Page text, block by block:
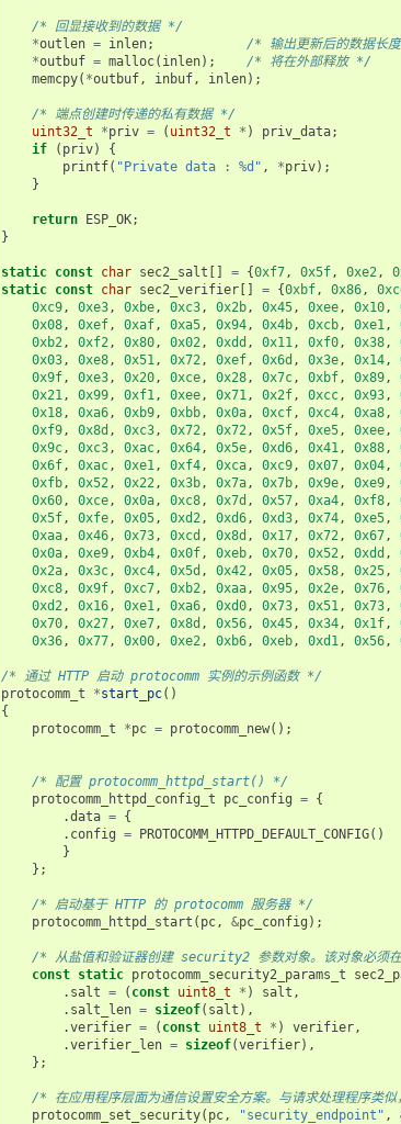
/* 回显接收到的数据 */
*outlen = inlen;
/* 输出更新后的数据长
*outbuf = malloc( inlen);
/* 将在外部释放 */
memcpy( *outbuf, inbuf, inlen);
/* 端点创建时传递的私有数据 */
uint32_t
*priv = ( uint32_t * ) priv_data;
if
( priv)
{
printf( "Private data : %d" , *priv);
}
return ESP_OK;
}
static const char sec2_salt [] = {0xf7, 0x5f, 0xe2,
static const char sec2_verifier[] = {0xbf, 0x86,
0xc9, 0xe3, 0xbe, 0xc3, 0x2b, 0x45, 0xee, 0x10,
0x08, 0xef, 0xaf, 0xa5, 0x94, 0x4b, 0xcb, 0xe1,
0xb2, 0xf2, 0x80, 0x02, 0xdd , 0x11, 0xf0, 0x38,
0x03, 0xe8, 0x51, 0x72, 0xef, 0x6d , 0x3e, 0x14,
0x9f, 0xe3, 0x20, 0xce, 0x28, 0x7c, 0xbf, 0x89,
0x21, 0x99, 0xf1, 0xee, 0x71, 0x2f, 0xcc, 0x93,
0x18, 0xa6, 0xb9, 0xbb, 0x0a, 0xcf, 0xc4, 0xa8,
0xf9, 0x8d , 0xc3, 0x72, 0x72, 0x5f, 0xe5, 0xee,
0x9c, 0xc3, 0xac, 0x64, 0x5e, 0xd6, 0x41, 0x88,
0x6f, 0xac, 0xe1, 0xf4, 0xca, 0xc9, 0x07, 0x04,
0xfb, 0x52, 0x22, 0x3b, 0x7a, 0x7b, 0x9e, 0xe9,
0x60, 0xce, 0x0a, 0xc8, 0x7d , 0x57, 0xa4, 0xf8,
0x5f, 0xfe, 0x05, 0xd2, 0xd6, 0xd3, 0x74, 0xe5,
0xaa, 0x46, 0x73, 0xcd , 0x8d , 0x17, 0x72, 0x67,
0x0a, 0xe9, 0xb4, 0x0f, 0xeb, 0x70, 0x52, 0xdd ,
0x2a, 0x3c, 0xc4, 0x5d , 0x42, 0x05, 0x58, 0x25,
0xc8, 0x9f, 0xc7, 0xb2, 0xaa, 0x95, 0x2e, 0x76,
0xd2, 0x16, 0xe1, 0xa6, 0xd0, 0x73, 0x51, 0x73,
0x70, 0x27, 0xe7, 0x8d , 0x56, 0x45, 0x34, 0x1f,
0x36, 0x77, 0x00, 0xe2, 0xb6, 0xeb, 0xd1, 0x56,
/* 通过 HTTP 启动 protocomm 实例的示例函数 */
protocomm_t
*start_pc()
{
protocomm_t
*pc = protocomm_new();
/* 配置 protocomm_httpd_start() */
protocomm_httpd_config_t
pc_config = {
.data = {
. config = PROTOCOMM_HTTPD_DEFAULT_CONFIG()
}
};
/* 启动基于 HTTP 的 protocomm 服务器 */
protocomm_httpd_start ( pc, &pc_config );
/* 从盐值和验证器创建 security2 参数对象。该对象必须在
const static protocomm_security2_params_t
. salt = ( const uint8_t * ) salt ,
. salt_len = sizeof( salt ),
.verifier = ( const uint8_t * ) verifier,
.verifier_len = sizeof(verifier),
};
/* 在应用程序层面为通信设置安全方案。与请求处理程序
protocomm_set_security( pc, "security_endpoint" ,